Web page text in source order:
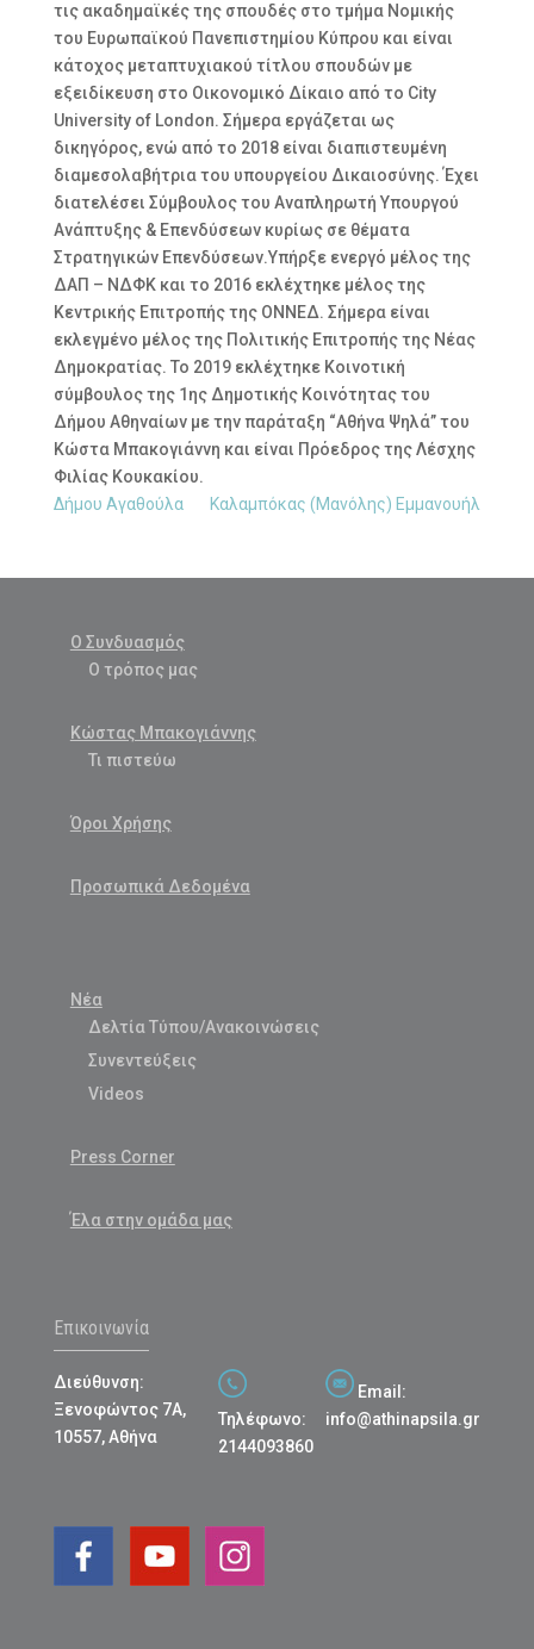
τις ακαδημαϊκές της σπουδές στο τμήμα Νομικής
του Ευρωπαϊκού Πανεπιστημίου Κύπρου και είναι
κάτοχος μεταπτυχιακού τίτλου σπουδών με
εξειδίκευση στο Οικονομικό Δίκαιο από το City
University of London. Σήμερα εργάζεται ως
δικηγόρος, ενώ από το 2018 είναι διαπιστευμένη
διαμεσολαβήτρια του υπουργείου Δικαιοσύνης. Έχει
διατελέσει Σύμβουλος του Αναπληρωτή Υπουργού
Ανάπτυξης & Επενδύσεων κυρίως σε θέματα
Στρατηγικών Επενδύσεων.Υπήρξε ενεργό μέλος της
ΔΑΠ – ΝΔΦΚ και το 2016 εκλέχτηκε μέλος της
Κεντρικής Επιτροπής της ΟΝΝΕΔ. Σήμερα είναι
εκλεγμένο μέλος της Πολιτικής Επιτροπής της Νέας
Δημοκρατίας. Το 2019 εκλέχτηκε Κοινοτική
σύμβουλος της 1ης Δημοτικής Κοινότητας του
Δήμου Αθηναίων με την παράταξη “Αθήνα Ψηλά” του
Κώστα Μπακογιάννη και είναι Πρόεδρος της Λέσχης
Φιλίας Κουκακίου.
Δήμου Αγαθούλα
Καλαμπόκας (Μανόλης) Εμμανουήλ
Ο Συνδυασμός
Ο τρόπος μας
Κώστας Μπακογιάννης
Τι πιστεύω
Όροι Χρήσης
Προσωπικά Δεδομένα
Νέα
Δελτία Τύπου/Ανακοινώσεις
Συνεντεύξεις
Videos
Press Corner
Έλα στην ομάδα μας
Επικοινωνία
Διεύθυνση:
Ξενοφώντος 7Α,
10557, Αθήνα
Τηλέφωνο:
2144093860
Email:
info@athinapsila.gr